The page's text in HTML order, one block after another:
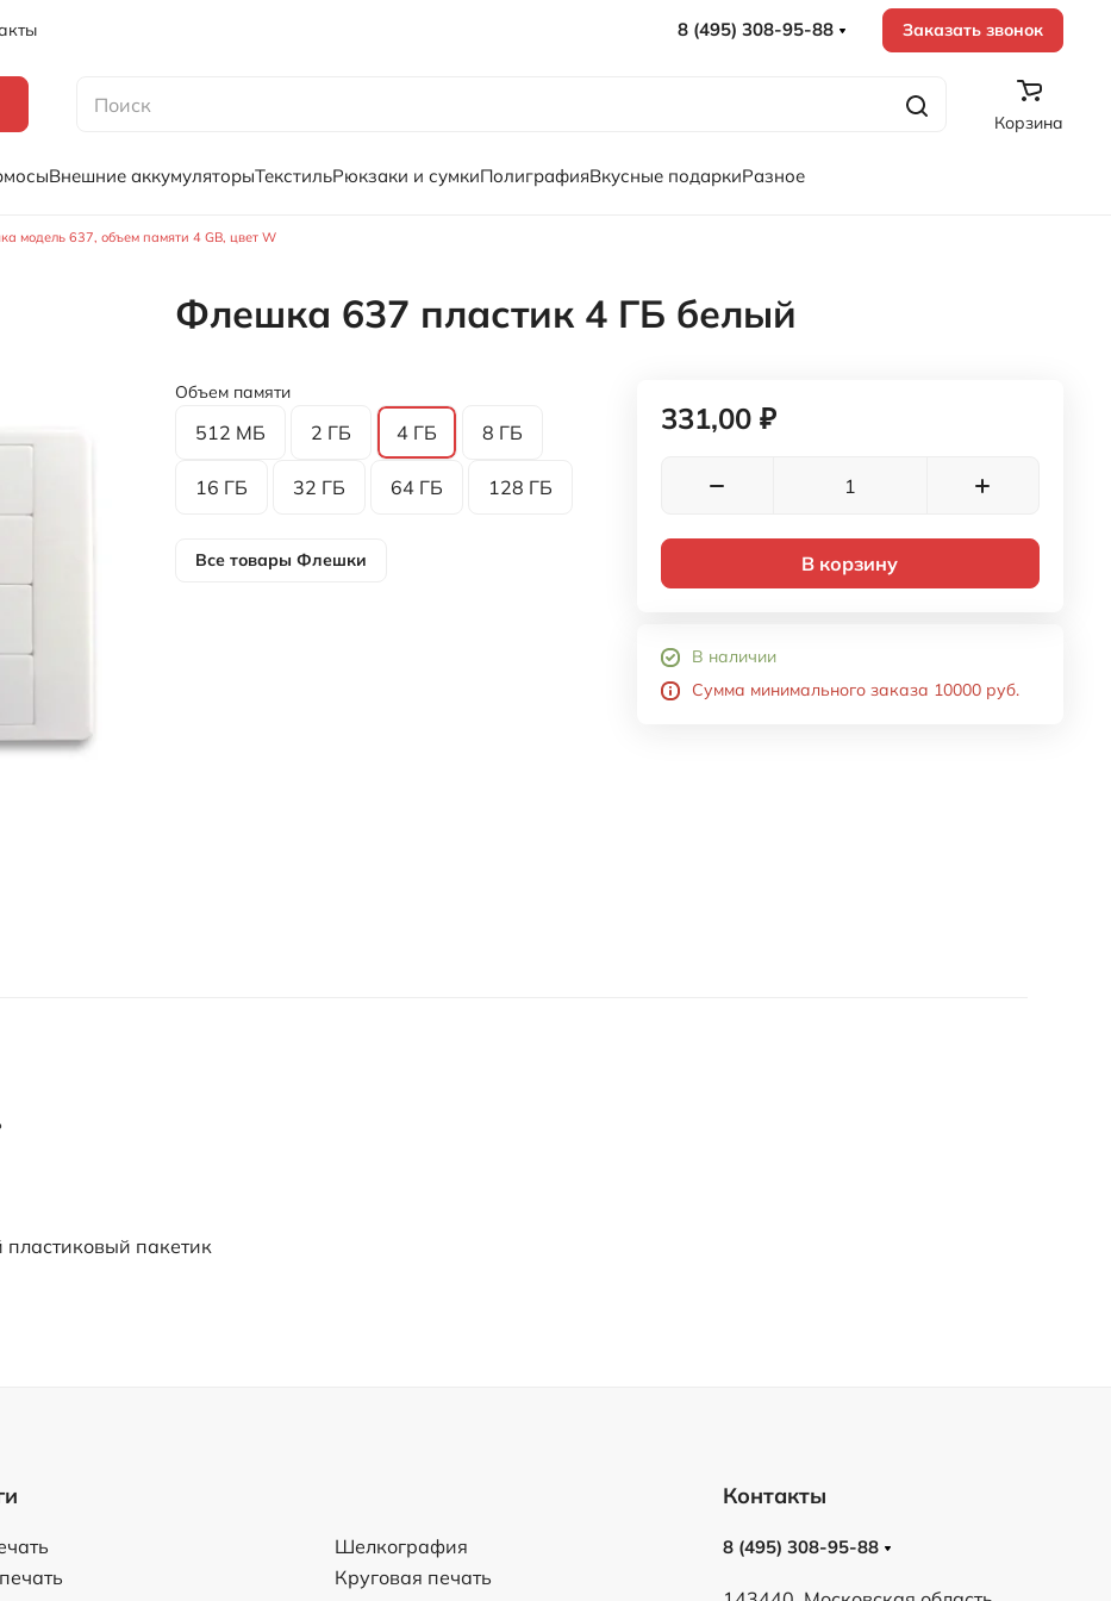
8 (495) 308-95-88 Заказать звонок
Корзина
Внешние аккумуляторыТекстильРюкзаки и сумкиПолиграфияВкусные подаркиРазное
модель 637, объем памяти 4 GB, цвет W
Флешка 637 пластик 4 ГБ белый
Объем памяти
512 МБ 2 ГБ 4 ГБ 8 ГБ
16 ГБ 32 ГБ 64 ГБ 128 ГБ
Все товары Флешки
331,00 ₽
В корзину
В наличии
Сумма минимального заказа 10000 руб.
пакетик
Шелкография
Круговая печать
Контакты
8 (495) 308-95-88